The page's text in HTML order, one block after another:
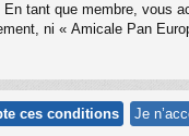
tant que membre,
ni « Amicale Pan